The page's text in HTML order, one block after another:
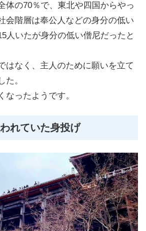
体の70％で、東北や四国からやっ
会階層は奉公人などの身分の低い
人いたが身分の低い僧尼だったと
はなく、主人のために願いを立て
た。
なったようです。
れていた身投げ